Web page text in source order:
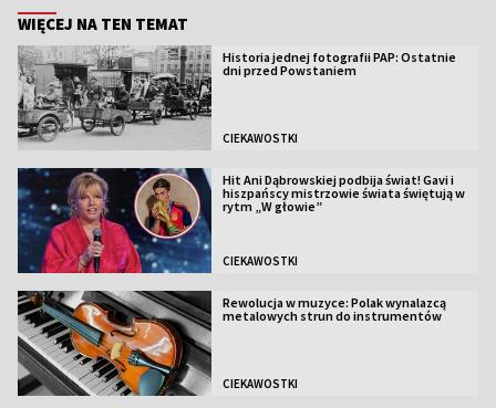
WIĘCEJ NA TEN TEMAT
Historia jednej fotografii PAP: Ostatnie
dni przed Powstaniem
CIEKAWOSTKI
Hit Ani Dąbrowskiej podbija świat! Gavi i
hiszpańscy mistrzowie świata świętują w
rytm „W głowie”
CIEKAWOSTKI
Rewolucja w muzyce: Polak wynalazcą
metalowych strun do instrumentów
CIEKAWOSTKI